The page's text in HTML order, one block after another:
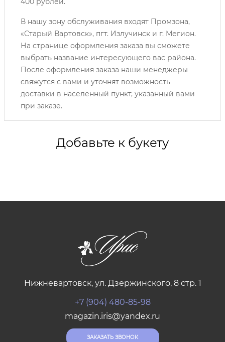
В нашу зону обслуживания входят Промзона,
«Старый Вартовск», пгт. Излучинск и г. Мегион.
На странице оформления заказа вы сможете
выбрать название интересующего вас района.
После оформления заказа наши менеджеры
свяжутся с вами и уточнят возможность
доставки в населенный пункт, указанный вами
при заказе.
Добавьте к букету
Нижневартовск, ул. Дзержинского, 8 стр. 1
+7 (904) 480-85-98
magazin.iris@yandex.ru
ЗАКАЗАТЬ ЗВОНОК